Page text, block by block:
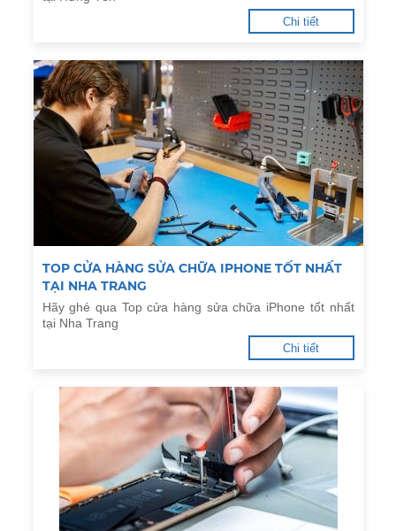
Chi tiết
TOP CỬA HÀNG SỬA CHỮA IPHONE TỐT NHẤT
TẠI NHA TRANG
Hãy ghé qua Top cửa hàng sửa chữa iPhone tốt nhất
tại Nha Trang
Chi tiết